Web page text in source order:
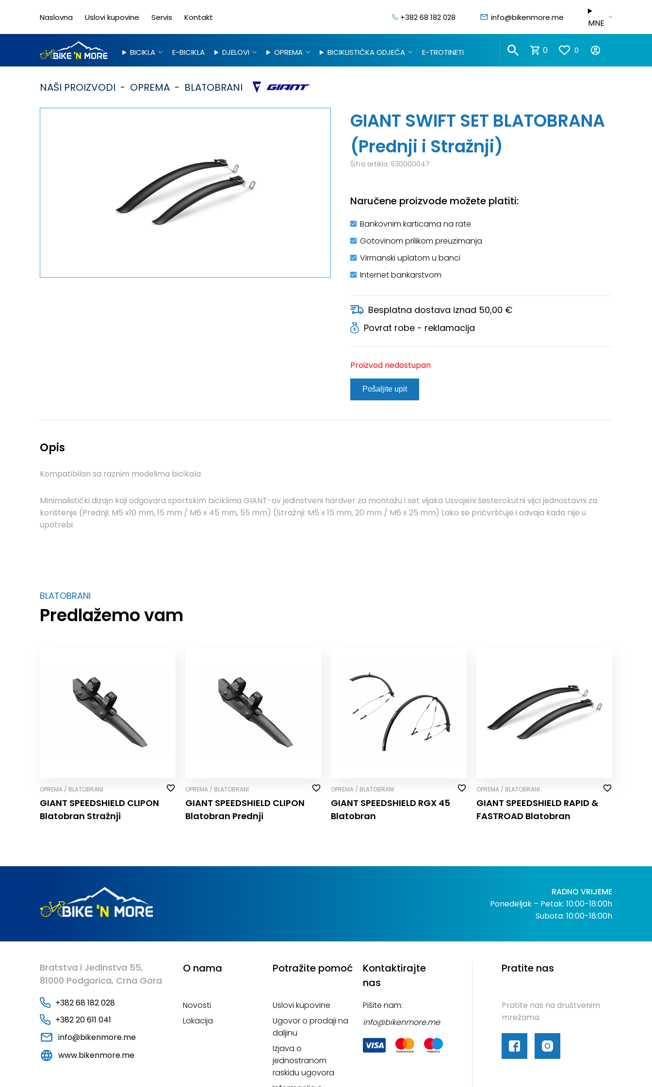
Naslovna Uslovi kupovine Servis Kontakt +382 68 182 028 info@bikenmore.me
MNE
BICIKLA E-BICIKLA DJELOVI OPREMA BICIKLISTIČKA ODJEĆA E-TROTINETI 0 0
NAŠI PROIZVODI OPREMA BLATOBRANI
GIANT SWIFT SET BLATOBRANA
(Prednji i Stražnji)
Šifra artikla:530000047
Naručene proizvode možete platiti:
Bankovnim karticama na rate
Gotovinom prilikom preuzimanja
Virmanski uplatom u banci
Internet bankarstvom
Besplatna dostava iznad 50,00 €
Povrat robe - reklamacija
Proizvod nedostupan
Pošaljite upit
Opis
Kompatibilan sa raznim modelima bicikala
Minimalistički dizajn koji odgovara sportskim biciklima GIANT-ov jedinstveni hardver za montažu i set vijaka Usvojeni šesterokutni vijci jednostavni za
korištenje (Prednji: M5 x10 mm, 15 mm / M6 x 45 mm, 55 mm) (Stražnji: M5 x 15 mm, 20 mm / M6 x 25 mm) Lako se pričvršćuje i odvaja kada nije u
upotrebi
BLATOBRANI
Predlažemo vam
OPREMA / BLATOBRANI
GIANT SPEEDSHIELD CLIP­ON
Blatobran Stražnji
OPREMA / BLATOBRANI
GIANT SPEEDSHIELD CLIP­ON
Blatobran Prednji
OPREMA / BLATOBRANI
GIANT SPEEDSHIELD RGX 45
Blatobran
OPREMA / BLATOBRANI
GIANT SPEEDSHIELD RAPID &
FASTROAD Blatobran
RADNO VRIJEME
Ponedeljak – Petak: 10:00-18:00h
Subota: 10:00-18:00h
Bratstva i Jedinstva 55,
81000 Podgorica, Crna Gora
+382 68 182 028
+382 20 611 041
info@bikenmore.me
www.bikenmore.me
O nama
Novosti
Lokacija
Potražite pomoć
Uslovi kupovine
Ugovor o prodaji na
daljinu
Izjava o
jednostranom
raskidu ugovora
Kontaktirajte
nas
Pišite nam:
info@bikenmore.me
Pratite nas
Pratite nas na društvenim
mrežama.